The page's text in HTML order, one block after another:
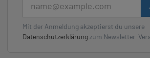
Mit der Anmeldung akzeptierst du unsere
Datenschutzerklärung zum Newsletter-